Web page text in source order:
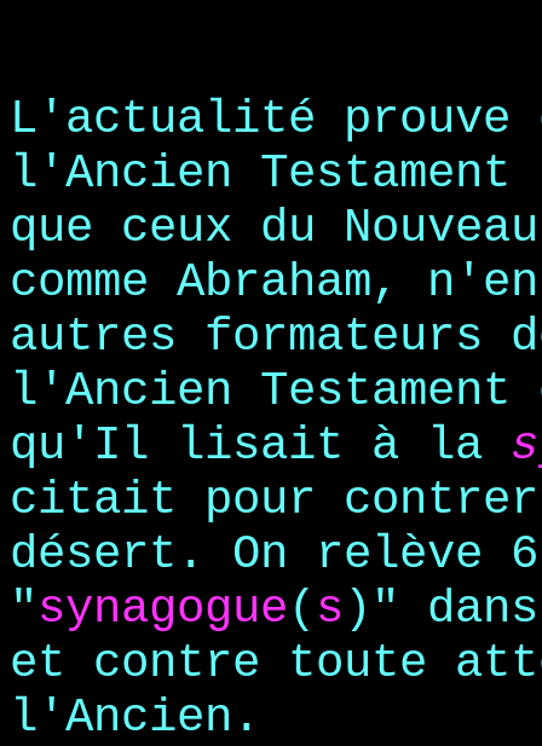
L'actualité prouve
l'Ancien
que ceux du
comme Abraham,
autres formateurs
l'Ancien
qu'Il lisait à la
citait pour
désert. On relève
"synagogue( s )"
et contre toute
l'Ancien.